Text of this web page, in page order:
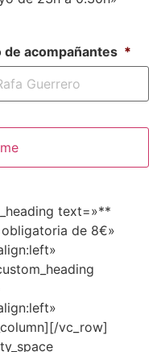
de acompañantes *
text=»**
de 8€»
vc_row]